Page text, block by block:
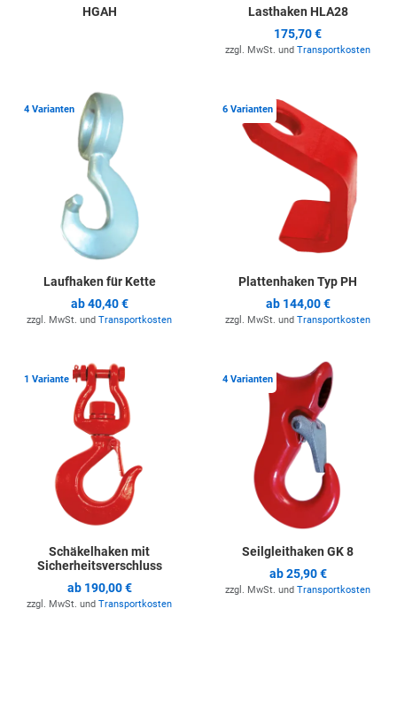
HGAH
Lasthaken HLA28
175,70 €
zzgl. MwSt. und Transportkosten
4 Varianten Zur Merkliste hinzufügen
Laufhaken für Kette
ab40,40 €
zzgl. MwSt. und Transportkosten
6 Varianten
Plattenhaken Typ PH
ab 144,00 €
zzgl. MwSt. und Transportkosten
1 Variante Zur Merkliste hinzufügen
Schäkelhaken mit
Sicherheitsverschluss
ab 190,00 €
zzgl. MwSt. und Transportkosten
4 Varianten
Seilgleithaken GK 8
ab25,90 €
zzgl. MwSt. und Transportkosten